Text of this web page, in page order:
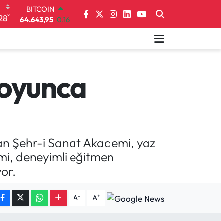
°
DOLAR
47,6006 0.06
EURO
6513.94 0.32
BİST100
Şehr-i Sanat Akademi, yaz
deneyimli eğitmen
A- A+